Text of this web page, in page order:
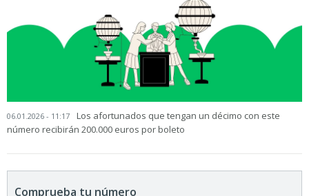
06.01.2026 - 11:17
Los afortunados que tengan un décimo con este
número recibirán 200.000 euros por boleto
Comprueba tu número